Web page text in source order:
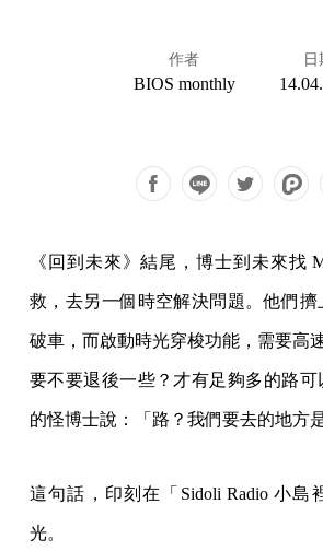
作者
BIOS monthly
日
《回到未來》結尾，博士到未來找
救，去另一個時空解決問題。他們擠
破車，而啟動時光穿梭功能，需要高
要不要退後一些？才有足夠多的路可
的怪博士說：「路？我們要去的地方
這句話，印刻在「Sidoli Radio 小島
光。